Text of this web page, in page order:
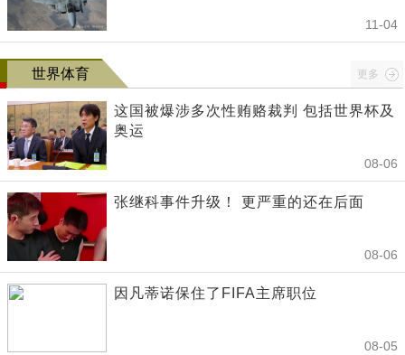
11-04
世界体育 更多
这国被爆涉多次性贿赂裁判 包括世界杯及
奥运
08-06
张继科事件升级！ 更严重的还在后面
08-06
因凡蒂诺保住了FIFA主席职位
08-05